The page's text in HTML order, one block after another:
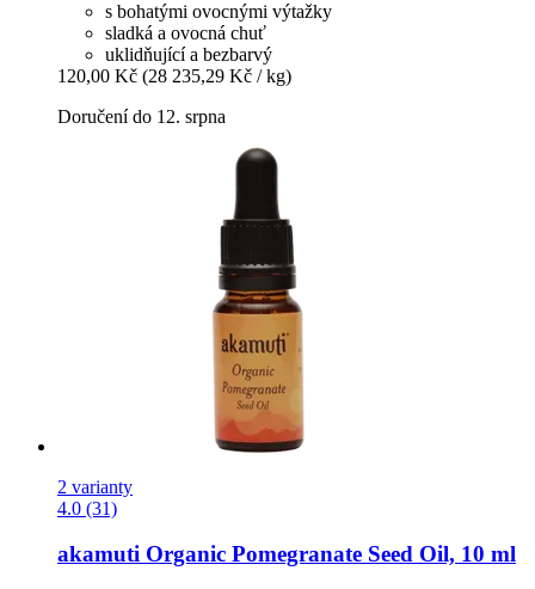
s bohatými ovocnými výtažky
sladká a ovocná chuť
uklidňující a bezbarvý
120,00 Kč (28 235,29 Kč / kg)
Doručení do 12. srpna
2 varianty
4.0 (31)
akamuti Organic Pomegranate Seed Oil, 10 ml